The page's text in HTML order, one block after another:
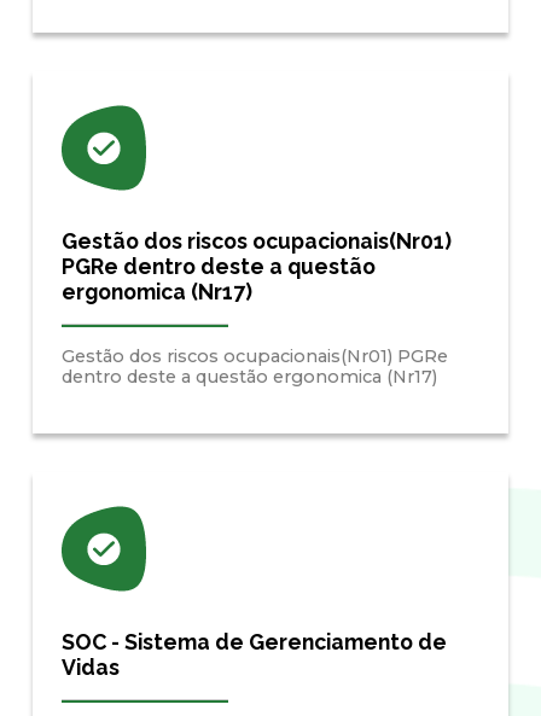
Gestão dos riscos ocupacionais(Nr01)
PGRe dentro deste a questão
ergonomica (Nr17)
Gestão dos riscos ocupacionais(Nr01) PGRe
dentro deste a questão ergonomica (Nr17)
SOC - Sistema de Gerenciamento de
Vidas